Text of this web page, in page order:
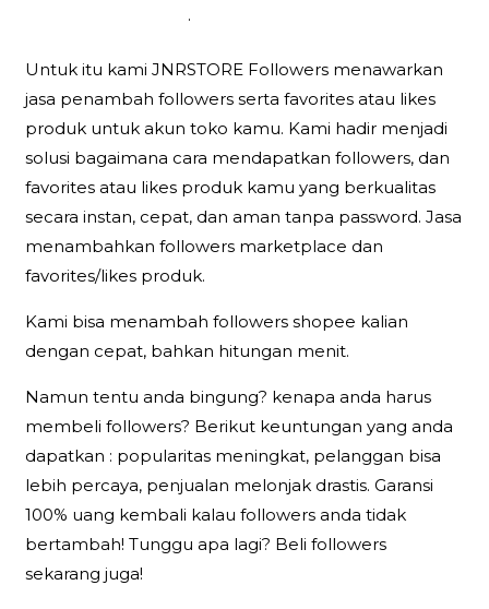
.
Untuk itu kami JNRSTORE Followers menawarkan
jasa penambah followers serta favorites atau likes
produk untuk akun toko kamu. Kami hadir menjadi
solusi bagaimana cara mendapatkan followers, dan
favorites atau likes produk kamu yang berkualitas
secara instan, cepat, dan aman tanpa password. Jasa
menambahkan followers marketplace dan
favorites/likes produk.
Kami bisa menambah followers shopee kalian
dengan cepat, bahkan hitungan menit.
Namun tentu anda bingung? kenapa anda harus
membeli followers? Berikut keuntungan yang anda
dapatkan : popularitas meningkat, pelanggan bisa
lebih percaya, penjualan melonjak drastis. Garansi
100% uang kembali kalau followers anda tidak
bertambah! Tunggu apa lagi? Beli followers
sekarang juga!